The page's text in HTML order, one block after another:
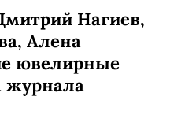
Нагиев,
Алена
ювелирные
журнала